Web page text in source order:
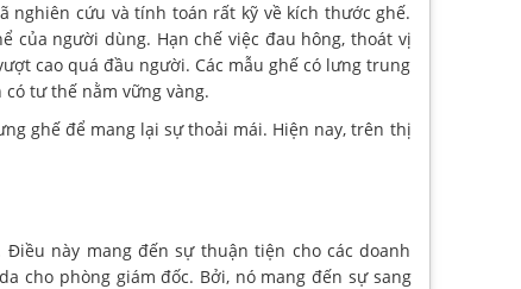
cứu và tính toán rất kỹ về kích thước ghế.
của người dùng. Hạn chế việc đau hông, thoát vị
cao quá đầu người. Các mẫu ghế có lưng trung
tư thế nằm vững vàng.
ghế để mang lại sự thoải mái. Hiện nay, trên thị
này mang đến sự thuận tiện cho các doanh
cho phòng giám đốc. Bởi, nó mang đến sự sang